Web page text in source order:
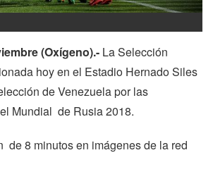
(Oxígeno).- La Selección
hoy en el Estadio Hernado Siles
de Venezuela por las
Mundial de Rusia 2018.
de 8 minutos en imágenes de la red